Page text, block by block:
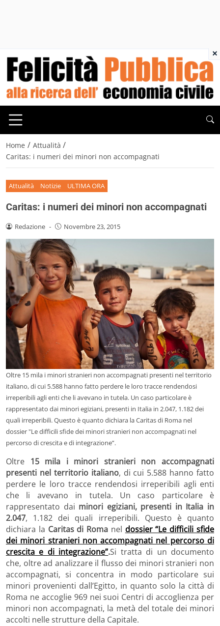
Home / Attualità /
Caritas: i numeri dei minori non accompagnati
Attualità Notizie ULTIMA ORA
Caritas: i numeri dei minori non accompagnati
Redazione - Novembre 23, 2015
Oltre 15 mila i minori stranieri non accompagnati presenti nel territorio
italiano, di cui 5.588 hanno fatto perdere le loro tracce rendendosi
irreperibili agli enti che li avevano in tutela. Un caso particolare è
rappresentato dai minori egiziani, presenti in Italia in 2.047, 1.182 dei
quali irreperibili. Questo è quanto dichiara la Caritas di Roma nel
dossier "Le difficili sfide dei minori stranieri non accompagnati nel
percorso di crescita e di integrazione”.
Oltre 15 mila i minori stranieri non accompagnati
presenti nel territorio italiano, di cui 5.588 hanno fatto
perdere le loro tracce rendendosi irreperibili agli enti
che li avevano in tutela. Un caso particolare è
rappresentato dai minori egiziani, presenti in Italia in
2.047, 1.182 dei quali irreperibili. Questo è quanto
dichiara la Caritas di Roma nel dossier “Le difficili sfide
dei minori stranieri non accompagnati nel percorso di
crescita e di integrazione”.Si tratta di un documento
che, oltre ad analizzare il flusso dei minori stranieri non
accompagnati, si concentra in modo particolare sui
minori provenienti dall’Egitto, in quanto solo la città di
Roma ne accoglie 969 nei suoi Centri di accoglienza per
minori non accompagnati, la metà del totale dei minori
accolti nelle strutture della Capitale.
×